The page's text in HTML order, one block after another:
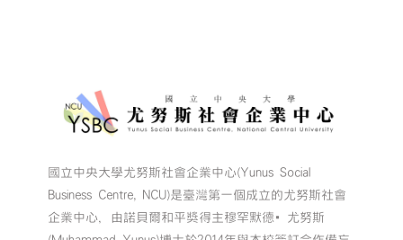
國立中央大學尤努斯社會企業中心(Yunus Social
Business Centre, NCU)是臺灣第一個成立的尤努斯社會
企業中心，由諾貝爾和平獎得主穆罕默德•尤努斯